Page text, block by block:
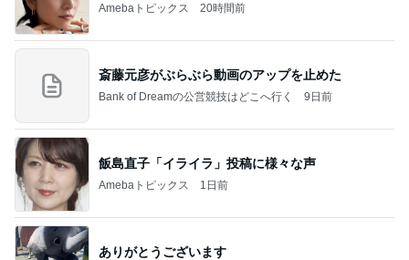
Amebaトピックス 20時間前
斎藤元彦がぶらぶら動画のアップを止めた
Bank of Dreamの公営競技はどこへ行く 9日前
飯島直子「イライラ」投稿に様々な声
Amebaトピックス 1日前
ありがとうございます